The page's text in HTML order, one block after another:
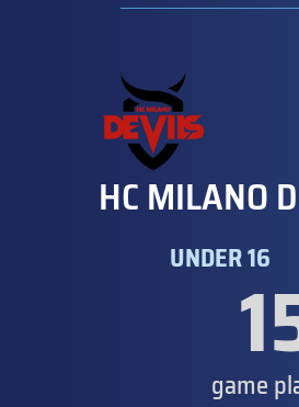
HC MILANO
UNDER 16
game